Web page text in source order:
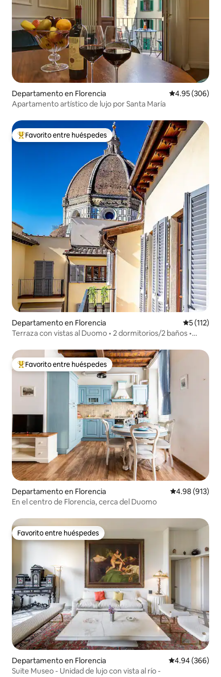
Departamento en Florencia Calificación
4.95 (306)
Apartamento artístico de lujo por Santa María
De los mejores en Favorito entre huéspedes
Favorito entre huéspedes
Departamento en Florencia
5 (112)
Terraza con vistas al Duomo • 2 dormitorios/2 baños •
De los mejores en Favorito entre huéspedes
Favorito entre huéspedes
Departamento en Florencia Calificación
4.98 (913)
En el centro de Florencia, cerca del Duomo
Favorito entre huéspedes
Favorito entre huéspedes
Departamento en Florencia Calificación
4.94 (366)
Suite Museo - Unidad de lujo con vista al río -